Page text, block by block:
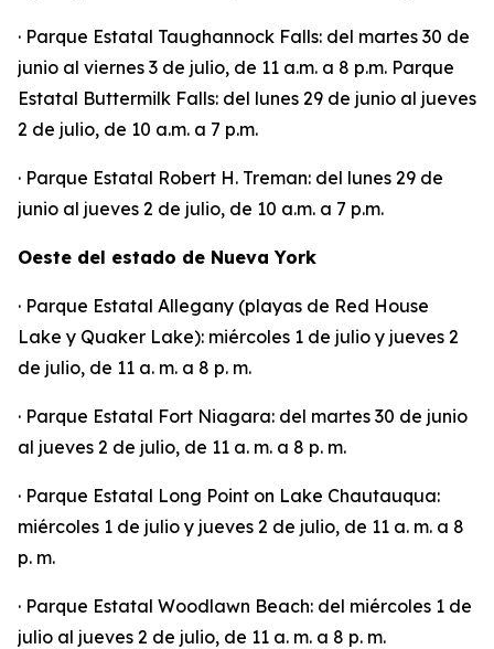
· Parque Estatal Taughannock Falls: del martes 30 de
junio al viernes 3 de julio, de 11 a.m. a 8 p.m. Parque
Estatal Buttermilk Falls: del lunes 29 de junio al jueves
2 de julio, de 10 a.m. a 7 p.m.
· Parque Estatal Robert H. Treman: del lunes 29 de
junio al jueves 2 de julio, de 10 a.m. a 7 p.m.
Oeste del estado de Nueva York
· Parque Estatal Allegany (playas de Red House
Lake y Quaker Lake): miércoles 1 de julio y jueves 2
de julio, de 11 a. m. a 8 p. m.
· Parque Estatal Fort Niagara: del martes 30 de junio
al jueves 2 de julio, de 11 a. m. a 8 p. m.
· Parque Estatal Long Point on Lake Chautauqua:
miércoles 1 de julio y jueves 2 de julio, de 11 a. m. a 8
p. m.
· Parque Estatal Woodlawn Beach: del miércoles 1 de
julio al jueves 2 de julio, de 11 a. m. a 8 p. m.